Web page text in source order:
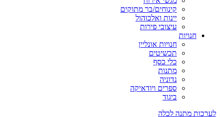
קינוחים/בר מתוקים
יינות ואלכוהול
עיצובי פירות
חנויות
חנויות אונליין
תכשיטים
כלי כסף
מתנות
נדוניה
ספרים ויודאיקה
ביגוד
לערכות מתנה לכלה